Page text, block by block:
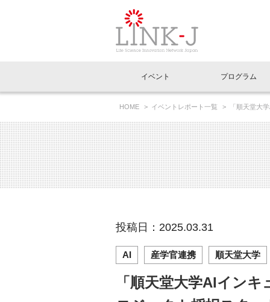
イベントお知らせメール登録
イベント
イベント一覧
LINK-J主催・共催 特別
LINK-J協賛・協力 出展
プログラム
Out of Box相談室
インタビュー・コラム一覧
スペシャルインタビュー
連載コラム
ニュース一覧
トピック プレ
メディア情報 海外
協賛・協力
理事長挨拶
国内外連携
組織概要
特別会員一覧
専用メニューはこちら
ラウンジ・会議室
アクセス
HOME イベントレポート一覧 「順天堂大
投稿日：2025.03.31
AI 産学官連携 順天堂大学
「順天堂大学AIイン